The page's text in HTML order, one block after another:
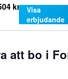
kr
Visa
erbjudande
att bo i